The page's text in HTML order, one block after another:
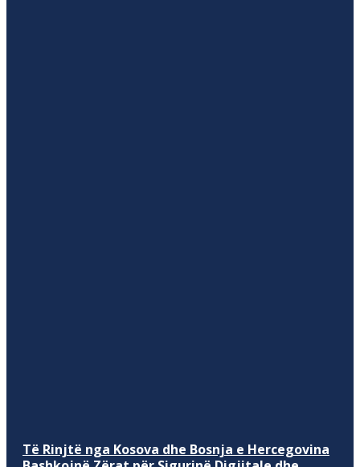
Të Rinjtë nga Kosova dhe Bosnja e Hercegovina